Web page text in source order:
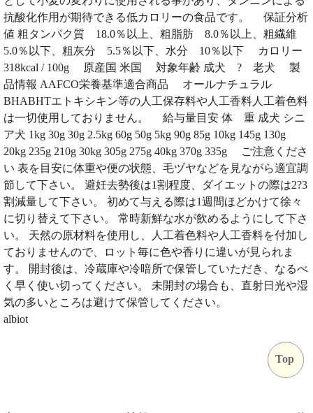
抗酸化作用が期待できる低カロリーの食品です。 保証分析
値 粗タンパク質 18.0％以上、粗脂肪 8.0％以上、粗繊維
5.0％以下、粗灰分 5.5％以下、水分 10％以下 カロリー
318kcal / 100g 原産国 米国 対象年齢 成犬 ? 老犬 製
品情報 AAFCO栄養基準適合商品 オールナチュラル
BHABHTエトキシキン等の人工保存料や人工香料人工着色料
は一切使用しておりません。 給与量目安 体 重 成犬 シニ
ア犬 1kg 30g 30g 2.5kg 60g 50g 5kg 90g 85g 10kg 145g 130g
20kg 235g 210g 30kg 305g 275g 40kg 370g 335g ご注意くださ
い 表を目安に体重や便の状態、毛ヅヤなどを見ながら適宜調
節して下さい。 避妊去勢後は1割程度、ダイエットの際は2?3
割減量して下さい。 初めて与える際は1週間ほどかけて徐々
に切り替えて下さい。 常時新鮮な水が飲めるようにして下さ
い。 天然の原材料を使用し、人工着色料や人工香料を付加し
ておりませんので、ロット毎に色や香りに違いが見られま
す。 開封後は、冷蔵庫や冷暗所で保管していただき、なるべ
く早く使い切ってください。 未開封の場合も、直射日光や湿
気の多いところは避けて保管してください。
albiot
Top